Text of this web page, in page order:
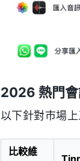
2026 熱門會
以下針對市場
比較維